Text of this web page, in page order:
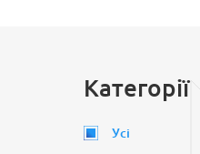
Категорії
Усі